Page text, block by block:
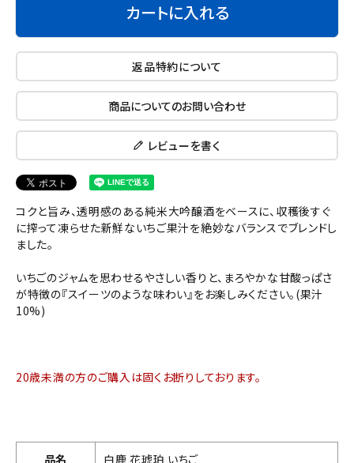
カートに入れる
返品特約について
商品についてのお問い合わせ
レビューを書く
コクと旨み、透明感のある純米大吟醸酒をベースに、収穫後すぐ
に搾って凍らせた新鮮ないちご果汁を絶妙なバランスでブレンドし
ました。
いちごのジャムを思わせるやさしい香りと、まろやかな甘酸っぱさ
が特徴の『スイーツのような味わい』をお楽しみください。(果汁
10%)
20歳未満の方のご購入は固くお断りしております。
品名 白鹿 花琥珀 いちご